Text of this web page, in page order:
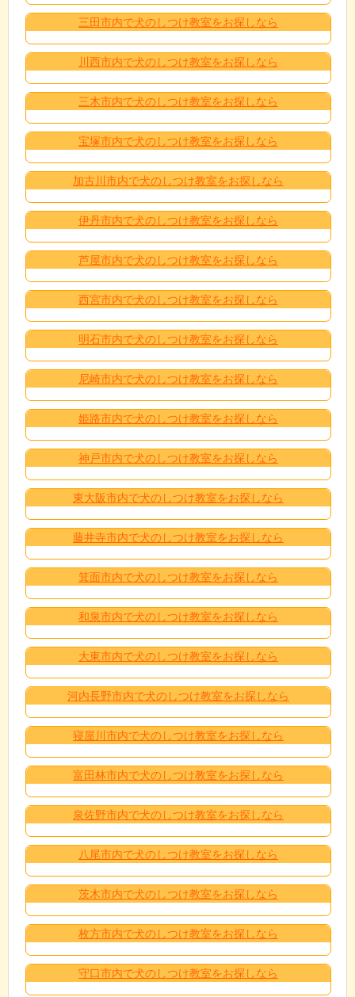
三田市内で犬のしつけ教室をお探しなら
川西市内で犬のしつけ教室をお探しなら
三木市内で犬のしつけ教室をお探しなら
宝塚市内で犬のしつけ教室をお探しなら
加古川市内で犬のしつけ教室をお探しなら
伊丹市内で犬のしつけ教室をお探しなら
芦屋市内で犬のしつけ教室をお探しなら
西宮市内で犬のしつけ教室をお探しなら
明石市内で犬のしつけ教室をお探しなら
尼崎市内で犬のしつけ教室をお探しなら
姫路市内で犬のしつけ教室をお探しなら
神戸市内で犬のしつけ教室をお探しなら
東大阪市内で犬のしつけ教室をお探しなら
藤井寺市内で犬のしつけ教室をお探しなら
箕面市内で犬のしつけ教室をお探しなら
和泉市内で犬のしつけ教室をお探しなら
大東市内で犬のしつけ教室をお探しなら
河内長野市内で犬のしつけ教室をお探しなら
寝屋川市内で犬のしつけ教室をお探しなら
富田林市内で犬のしつけ教室をお探しなら
泉佐野市内で犬のしつけ教室をお探しなら
八尾市内で犬のしつけ教室をお探しなら
茨木市内で犬のしつけ教室をお探しなら
枚方市内で犬のしつけ教室をお探しなら
守口市内で犬のしつけ教室をお探しなら